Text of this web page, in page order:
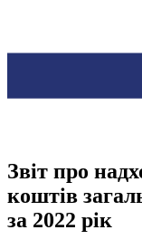
Звіт про
коштів
за 2022 рік